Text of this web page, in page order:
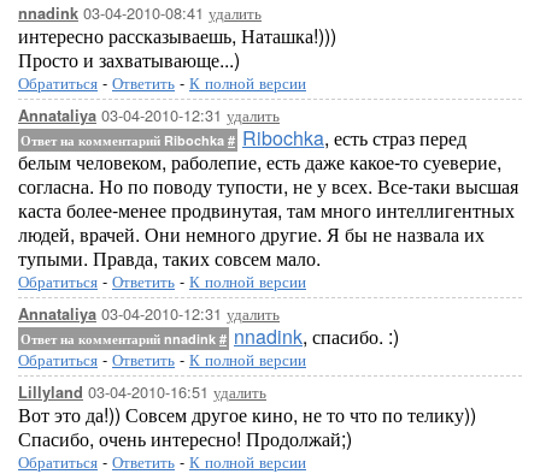
nnadink 03-04-2010-08:41 удалить
интересно рассказываешь, Наташка!)))
Просто и захватывающе...)
Обратиться - Ответить - К полной версии
Annataliya 03-04-2010-12:31 удалить
Ответ на комментарий Ribochka # Ribochka, есть страз перед
белым человеком, раболепие, есть даже какое-то суеверие,
согласна. Но по поводу тупости, не у всех. Все-таки высшая
каста более-менее продвинутая, там много интеллигентных
людей, врачей. Они немного другие. Я бы не назвала их
тупыми. Правда, таких совсем мало.
Обратиться - Ответить - К полной версии
Annataliya 03-04-2010-12:31 удалить
Ответ на комментарий nnadink # nnadink, спасибо. :)
Обратиться - Ответить - К полной версии
Lillyland 03-04-2010-16:51 удалить
Вот это да!)) Совсем другое кино, не то что по телику))
Спасибо, очень интересно! Продолжай;)
Обратиться - Ответить - К полной версии